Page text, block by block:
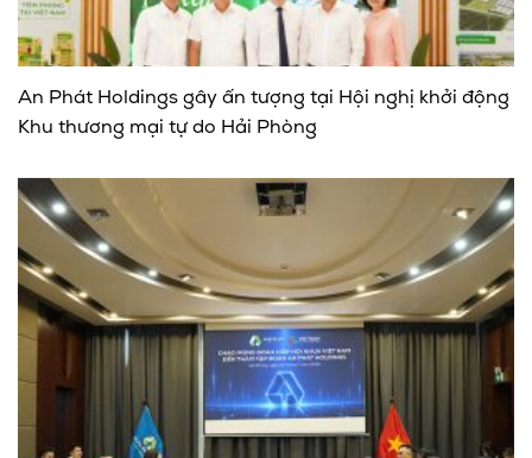
An Phát Holdings gây ấn tượng tại Hội nghị khởi động
Khu thương mại tự do Hải Phòng